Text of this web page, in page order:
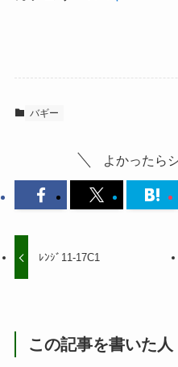
バギー
よかったら
ﾚﾝｼﾞ11-17C1
この記事を書いた人